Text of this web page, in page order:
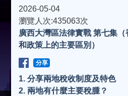
2026-05-04
瀏覽人次:435063次
廣西大灣區法律實戰 第七集
和政策上的主要區別）
分享
1. 分享兩地稅收制度及特色
2. ⁠兩地有什麼主要稅腫？